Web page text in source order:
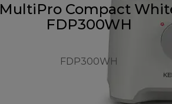
MultiPro Compact
FDP300WH
FDP300WH